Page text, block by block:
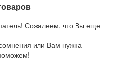
Сожалеем, что Вы еще
или Вам нужна